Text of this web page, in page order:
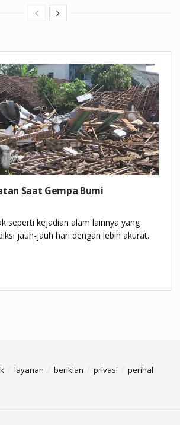
Saat Gempa Bumi
seperti kejadian alam lainnya yang
jauh-jauh hari dengan lebih akurat.
layanan beriklan privasi perihal